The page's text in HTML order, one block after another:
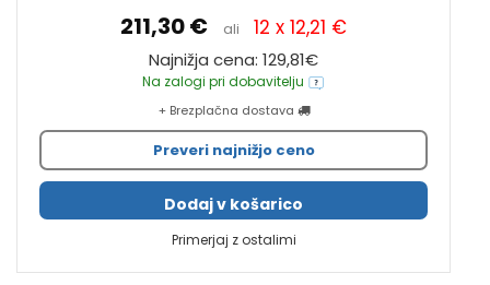
211,30 € ali 12 x 12,21 €
Najnižja cena: 129,81€
Na zalogi pri dobavitelju
+ Brezplačna dostava
Preveri najnižjo ceno
Dodaj v košarico
Primerjaj z ostalimi